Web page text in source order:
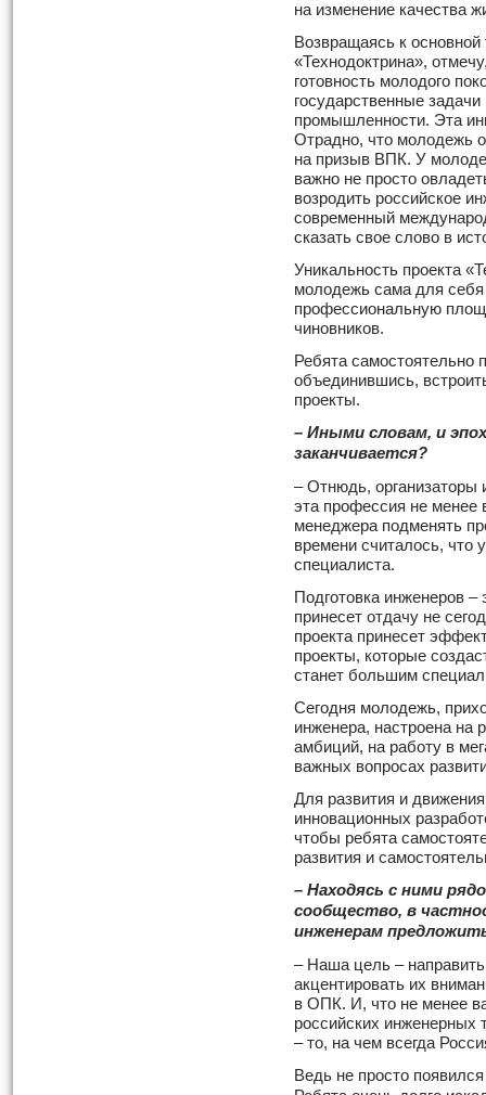
на изменение качества
Возвращаясь к
«Технодоктрина»,
готовность молодого
государственные
промышленности. Эта
Отрадно, что молодежь
на призыв ВПК. У
важно не просто
возродить российское
современный
сказать свое слово в
Уникальность проекта
молодежь сама для
профессиональную
чиновников.
Ребята самостоятельно
объединившись,
проекты.
– Иными словам, и
заканчивается?
– Отнюдь,
эта профессия не
менеджера подменять
времени считалось, что
специалиста.
Подготовка инженеров –
принесет отдачу не
проекта принесет
проекты, которые
станет большим
Сегодня молодежь,
инженера, настроена на
амбиций, на работу в
важных вопросах
Для развития и
инновационных
чтобы ребята
развития и
– Находясь с ними
сообщество, в
инженерам
– Наша цель –
акцентировать их
в ОПК. И, что не менее
российских инженерных
– то, на чем всегда
Ведь не просто